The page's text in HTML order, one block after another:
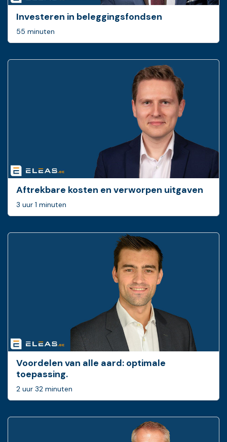
Investeren in beleggingsfondsen
55 minuten
Aftrekbare kosten en verworpen uitgaven
3 uur 1 minuten
Voordelen van alle aard: optimale
toepassing.
2 uur 32 minuten